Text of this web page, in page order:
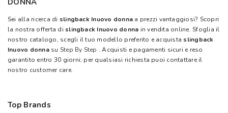
DONNA
Sei alla ricerca di slingback Inuovo donna a prezzi vantaggiosi? Scopri
la nostra offerta di slingback Inuovo donna in vendita online. Sfoglia il
nostro catalogo, scegli il tuo modello preferito e acquista slingback
Inuovo donna su Step By Step . Acquisti e pagamenti sicuri e reso
garantito entro 30 giorni; per qualsiasi richiesta puoi contattare il
nostro customer care.
Top Brands